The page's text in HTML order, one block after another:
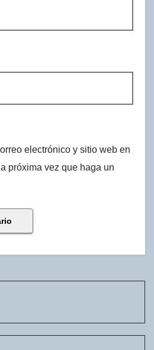
electrónico y sitio web en
próxima vez que haga un